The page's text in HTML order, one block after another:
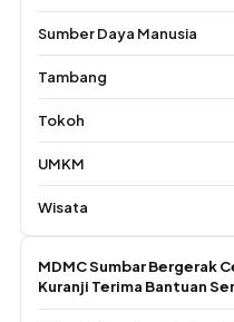
Sumber Daya Manusia
Tambang
Tokoh
UMKM
Wisata
MDMC Sumbar Bergerak
Kuranji Terima Bantuan